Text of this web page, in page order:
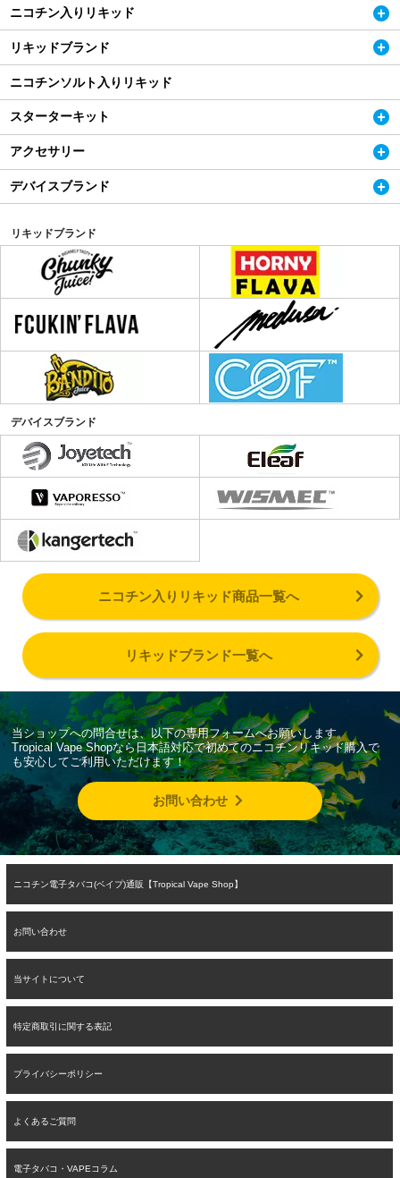
ニコチン入りリキッド
リキッドブランド
ニコチンソルト入りリキッド
スターターキット
アクセサリー
デバイスブランド
リキッドブランド
デバイスブランド
ニコチン入りリキッド商品一覧へ
リキッドブランド一覧へ
当ショップへの問合せは、以下の専用フォームへお願いします。
Tropical Vape Shopなら日本語対応で初めてのニコチンリキッド購入で
も安心してご利用いただけます！
お問い合わせ
ニコチン電子タバコ(ベイプ)通販【Tropical Vape Shop】
お問い合わせ
当サイトについて
特定商取引に関する表記
プライバシーポリシー
よくあるご質問
電子タバコ・VAPEコラム